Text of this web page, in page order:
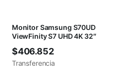
Monitor Samsung S70UD
ViewFinity S7 UHD 4K 32″
$406.852
Transferencia